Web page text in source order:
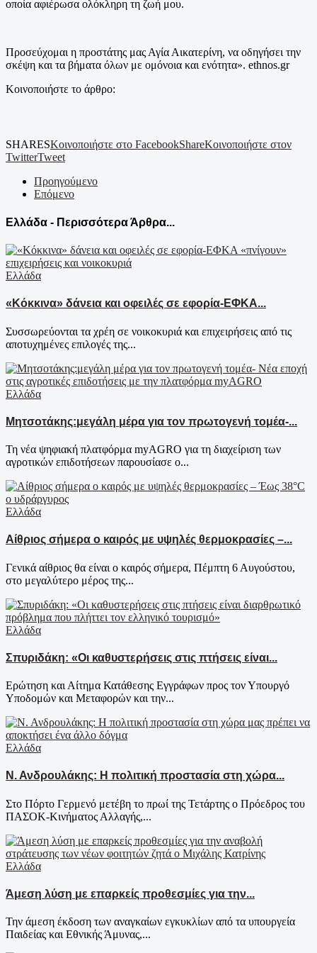
οποία αφιέρωσα ολόκληρη τη ζωή μου.
Προσεύχομαι η προστάτης μας Αγία Αικατερίνη, να οδηγήσει την
σκέψη και τα βήματα όλων με ομόνοια και ενότητα». ethnos.gr
Κοινοποιήστε το άρθρο:
SHARESΚοινοποιήστε στο FacebookShareΚοινοποιήστε στον
TwitterTweet
Προηγούμενο
Επόμενο
Ελλάδα - Περισσότερα Άρθρα...
Ελλάδα
«Κόκκινα» δάνεια και οφειλές σε εφορία-ΕΦΚΑ...
Συσσωρεύονται τα χρέη σε νοικοκυριά και επιχειρήσεις από τις
αποτυχημένες επιλογές της...
Ελλάδα
Μητσοτάκης:μεγάλη μέρα για τον πρωτογενή τομέα-...
Τη νέα ψηφιακή πλατφόρμα myAGRO για τη διαχείριση των
αγροτικών επιδοτήσεων παρουσίασε ο...
Ελλάδα
Αίθριος σήμερα ο καιρός με υψηλές θερμοκρασίες –...
Γενικά αίθριος θα είναι ο καιρός σήμερα, Πέμπτη 6 Αυγούστου,
στο μεγαλύτερο μέρος της...
Ελλάδα
Σπυριδάκη: «Οι καθυστερήσεις στις πτήσεις είναι...
Ερώτηση και Αίτημα Κατάθεσης Εγγράφων προς τον Υπουργό
Υποδομών και Μεταφορών και την...
Ελλάδα
Ν. Ανδρουλάκης: Η πολιτική προστασία στη χώρα...
Στο Πόρτο Γερμενό μετέβη το πρωί της Τετάρτης ο Πρόεδρος του
ΠΑΣΟΚ-Κινήματος Αλλαγής,...
Ελλάδα
Άμεση λύση με επαρκείς προθεσμίες για την...
Την άμεση έκδοση των αναγκαίων εγκυκλίων από τα υπουργεία
Παιδείας και Εθνικής Άμυνας,...